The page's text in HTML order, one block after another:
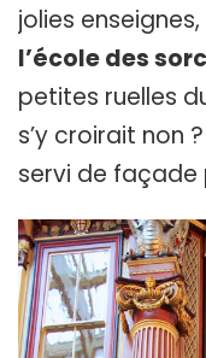
jolies
l’école des
petites ruelles
s’y croirait non
servi de façade